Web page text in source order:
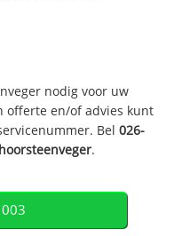
nodig voor uw
offerte en/of advies kunt
Bel026-
.